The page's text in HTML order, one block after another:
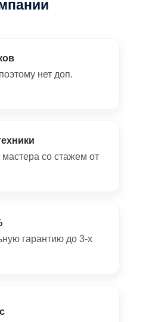
нет доп.
со стажем от
гарантию до 3-х